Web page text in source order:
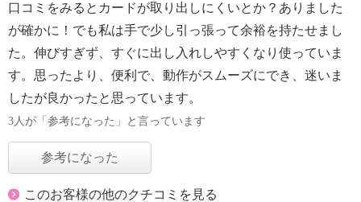
口コミをみるとカードが取り出しにくいとか？ありました
が確かに！でも私は手で少し引っ張って余裕を持たせまし
た。伸びすぎず、すぐに出し入れしやすくなり使っていま
す。思ったより、便利で、動作がスムーズにでき、迷いま
したが良かったと思っています。
3人が「参考になった」と言っています
参考になった
このお客様の他のクチコミを見る